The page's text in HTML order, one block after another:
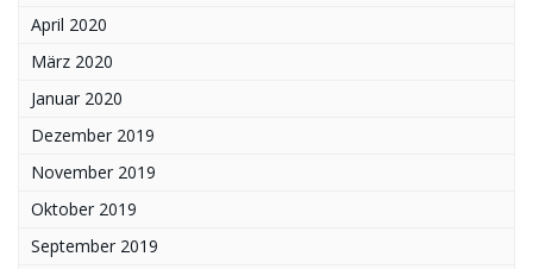
April 2020
März 2020
Januar 2020
Dezember 2019
November 2019
Oktober 2019
September 2019